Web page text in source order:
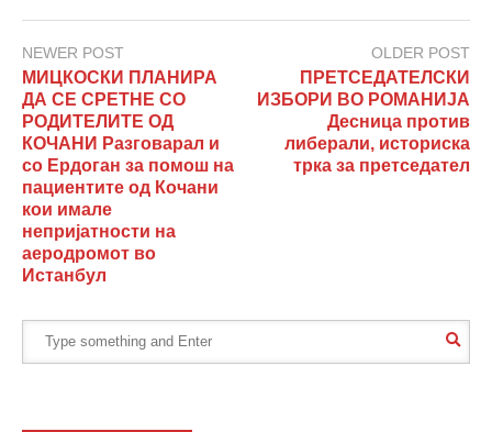
NEWER POST
МИЦКОСКИ ПЛАНИРА
ДА СЕ СРЕТНЕ СО
РОДИТЕЛИТЕ ОД
КОЧАНИ Разговарал и
со Ердоган за помош на
пациентите од Кочани
кои имале
непријатности на
аеродромот во
Истанбул
OLDER POST
ПРЕТСЕДАТЕЛСКИ
ИЗБОРИ ВО РОМАНИЈА
Десница против
либерали, историска
трка за претседател